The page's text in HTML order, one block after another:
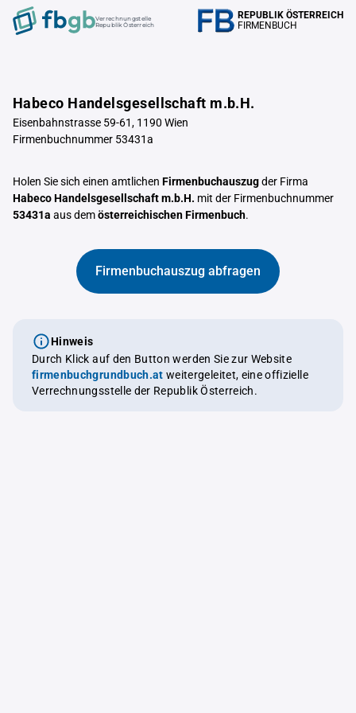
Verrechnungstelle
Republik Österreich
REPUBLIK ÖSTERREICH
FIRMENBUCH
Habeco Handelsgesellschaft m.b.H.
Eisenbahnstrasse 59-61, 1190 Wien
Firmenbuchnummer 53431a
Holen Sie sich einen amtlichen Firmenbuchauszugder Firma
Habeco Handelsgesellschaft m.b.H. mit der Firmenbuchnummer
53431a aus demösterreichischen Firmenbuch.
Firmenbuchauszug abfragen
Hinweis
Durch Klick auf den Button werden Sie zur Website
firmenbuchgrundbuch.at weitergeleitet, eine offizielle
Verrechnungsstelle der Republik Österreich.